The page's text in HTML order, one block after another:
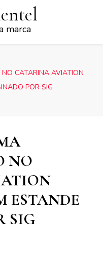
marca
CATARINA AVIATION
POR SIG
NO
ESTANDE
SIG